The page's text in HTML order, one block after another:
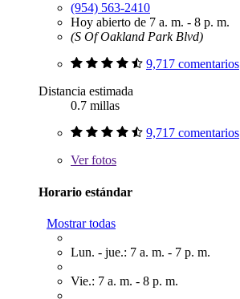
(954) 563-2410
Hoy abierto de 7 a. m. - 8 p. m.
(S Of Oakland Park Blvd)
9,717 comentarios
Distancia estimada
0.7 millas
9,717 comentarios
Verfotos
Horario estándar
Mostrar todas
Lun. - jue.: 7 a. m. - 7 p. m.
Vie.: 7 a. m. - 8 p. m.